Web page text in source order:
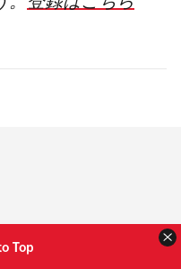
登録はこちら
Top